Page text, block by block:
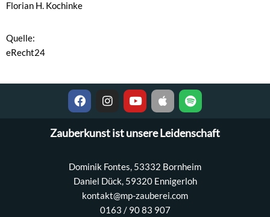
Florian H. Kochinke
Quelle:
eRecht24
Zauberkunst ist unsere Leidenschaft
Dominik Fontes, 53332 Bornheim
Daniel Dück, 59320 Ennigerloh
kontakt@mp-zauberei.com
0163 / 90 83 907